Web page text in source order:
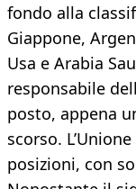
fondo alla
Giappone,
Usa e Arabia
responsabile
posto, appena
scorso.
posizioni, con